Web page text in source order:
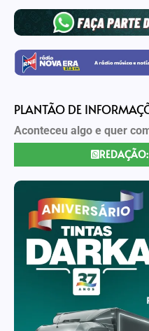
PLANTÃO DE
Aconteceu algo e quer